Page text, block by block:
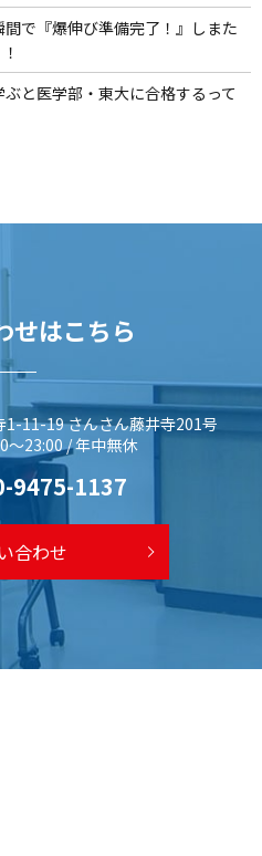
で『爆伸び準備完了！』しまた
と医学部・東大に合格するって
せはこちら
11-19 さんさん藤井寺201号
23:00 / 年中無休
9475-1137
合わせ